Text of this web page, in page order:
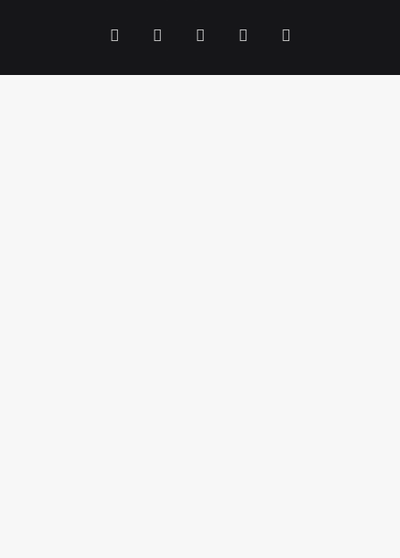
Facebook YouTubeInstagram